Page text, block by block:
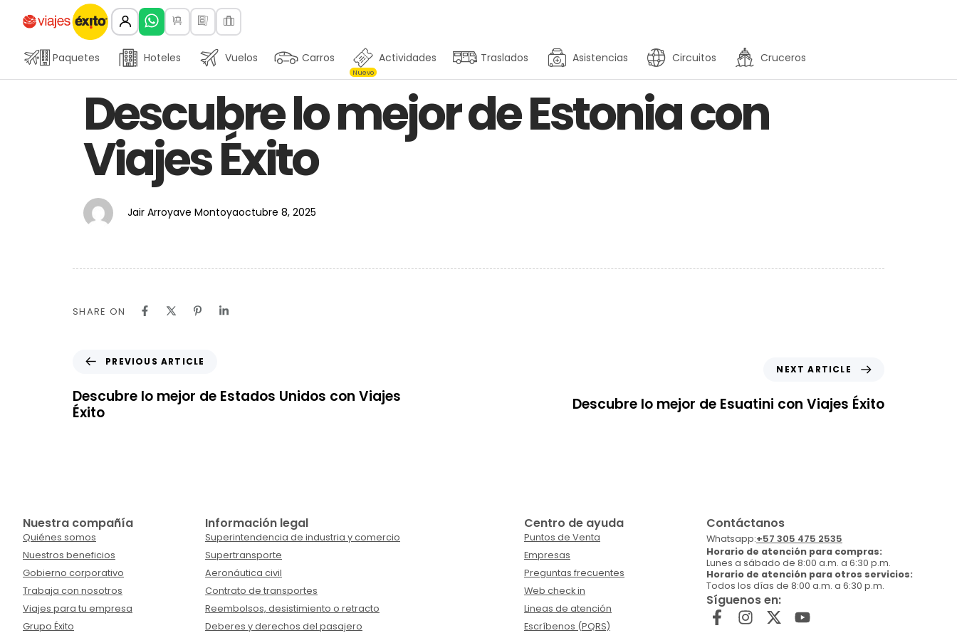
Paquetes Hoteles Vuelos Carros Actividades
Nuevo
Traslados Asistencias Circuitos Cruceros
IN:
Descubre lo mejor de Estonia con
Viajes Éxito
Jair Arroyave Montoya
on:
octubre 8, 2025
SHARE ON
PREVIOUS ARTICLE
Descubre lo mejor de Estados Unidos con Viajes
Éxito
NEXT ARTICLE
Descubre lo mejor de Esuatini con Viajes Éxito
Nuestra compañía
Quiénes somos
Nuestros beneficios
Gobierno corporativo
Trabaja con nosotros
Viajes para tu empresa
Grupo Éxito
Información legal
Superintendencia de industria y comercio
Supertransporte
Aeronáutica civil
Contrato de transportes
Reembolsos, desistimiento o retracto
Deberes y derechos del pasajero
Centro de ayuda
Puntos de Venta
Empresas
Preguntas frecuentes
Web check in
Lineas de atención
Escríbenos (PQRS)
Contáctanos
Whatsapp:+57 305 475 2535
Horario de atención para compras:
Lunes a sábado de 8:00 a.m. a 6:30 p.m.
Horario de atención para otros servicios:
Todos los días de 8:00 a.m. a 6:30 p.m.
Síguenos en: